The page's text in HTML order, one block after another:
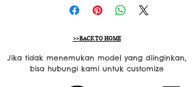
>>BACK TO HOME
Jika tidak menemukan model yang diinginkan,
bisa hubungi kami untuk customize